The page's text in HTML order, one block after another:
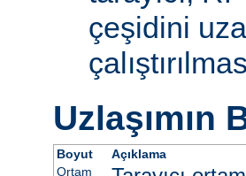
çeşidini
Uzlaşımın
Boyut
Açıklama
Ortam